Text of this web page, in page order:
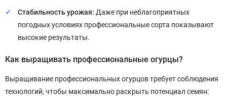
Стабильность урожая: Даже при неблагоприятных
погодных условиях профессиональные сорта показывают
высокие результаты.
Как выращивать профессиональные огурцы?
Выращивание профессиональных огурцов требует соблюдения
технологий, чтобы максимально раскрыть потенциал семян: